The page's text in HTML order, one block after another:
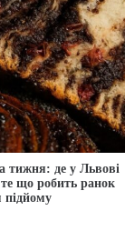
тижня: де у Львові
що робить ранок
підйому